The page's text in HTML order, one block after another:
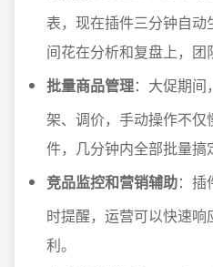
表，现在插件三分钟自
间花在分析和复盘上，团
批量商品管理：大促期
架、调价，手动操作不
件，几分钟内全部批量搞
竞品监控和营销辅助：插
时提醒，运营可以快速
利。